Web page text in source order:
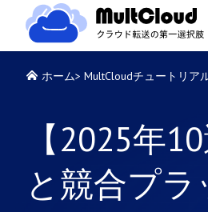
ホーム> MultCloudチュートリア
【2025年
と競合プ